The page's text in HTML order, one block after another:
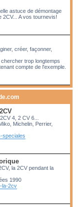
astuce de démontage
A vos tournevis!
créer, façonner,
trop longtemps
compte de l'exemple.
4, 2 CV 6...
Michelin, Perrier,
speciales
la 2CV pendant la
1990
la-2cv